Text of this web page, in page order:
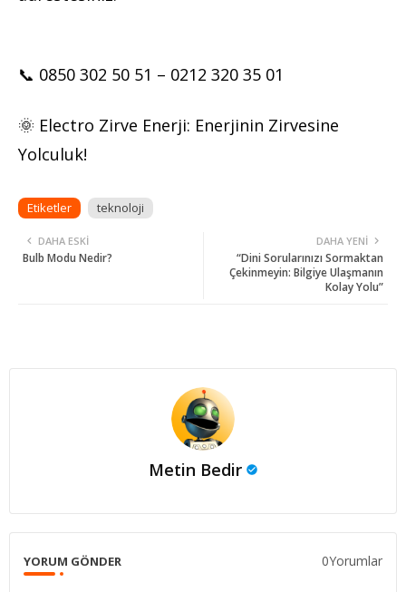
📞 0850 302 50 51 – 0212 320 35 01
🌞 Electro Zirve Enerji: Enerjinin Zirvesine
Yolculuk!
Etiketler teknoloji
DAHA YENI
“Dini Sorularınızı Sormaktan
Çekinmeyin: Bilgiye Ulaşmanın
Kolay Yolu”
DAHA ESKI
Bulb Modu Nedir?
Metin Bedir
YORUM GÖNDER 0Yorumlar